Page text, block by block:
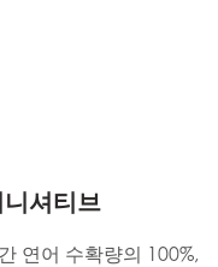
셔티브
연어 수확량의 100%,